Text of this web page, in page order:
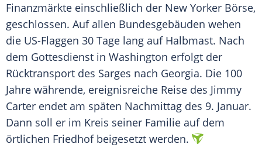
Finanzmärkte einschließlich der New Yorker Börse,
geschlossen. Auf allen Bundesgebäuden wehen
die US-Flaggen 30 Tage lang auf Halbmast. Nach
dem Gottesdienst in Washington erfolgt der
Rücktransport des Sarges nach Georgia. Die 100
Jahre währende, ereignisreiche Reise des Jimmy
Carter endet am späten Nachmittag des 9. Januar.
Dann soll er im Kreis seiner Familie auf dem
örtlichen Friedhof beigesetzt werden.